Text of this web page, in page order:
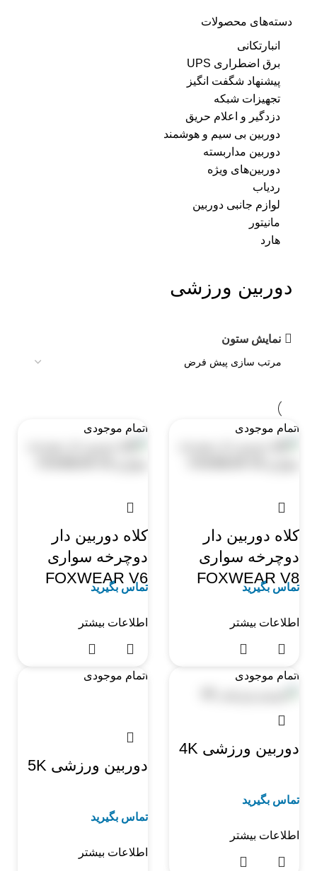
دسته‌های محصولات
انبارتکانی
برق اضطراری UPS
پیشنهاد شگفت انگیز
تجهیزات شبکه
دزدگیر و اعلام حریق
دوربین بی سیم و هوشمند
دوربین مداربسته
دوربین‌های ویژه
ردیاب
لوازم جانبی دوربین
مانیتور
هارد
دوربین ورزشی
نمایش ستون
اتمام موجودی
کلاه دوربین دار
دوچرخه سواری
FOXWEAR V8
تماس بگیرید
اطلاعات بیشتر
اتمام موجودی
کلاه دوربین دار
دوچرخه سواری
FOXWEAR V6
تماس بگیرید
اطلاعات بیشتر
اتمام موجودی
دوربین ورزشی 4K
تماس بگیرید
اطلاعات بیشتر
اتمام موجودی
دوربین ورزشی 5K
تماس بگیرید
اطلاعات بیشتر